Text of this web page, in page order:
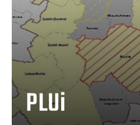
PLUi
Taper votre recherche et entrer